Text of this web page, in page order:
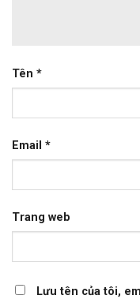
Tên *
Email *
Trang web
Lưu tên của tôi,